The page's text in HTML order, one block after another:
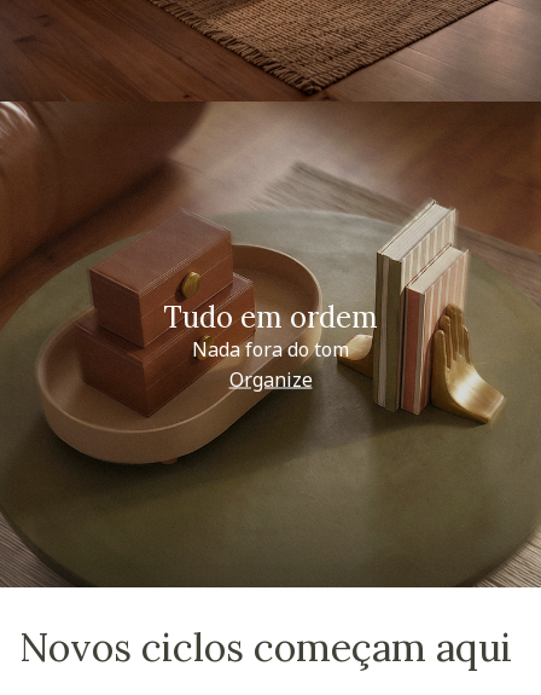
Tudo em ordem
Nada fora do tom
Organize
Novos ciclos começam aqui